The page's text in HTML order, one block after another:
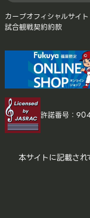
カープオフィシャルサイト
試合観戦契約約款
許諾番号：
本サイトに記載され